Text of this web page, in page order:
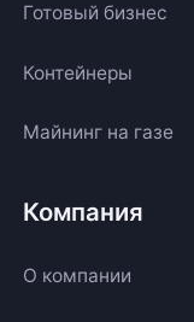
Готовый бизнес
Контейнеры
Майнинг на газе
Компания
О компании